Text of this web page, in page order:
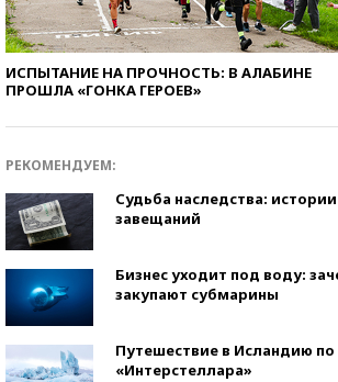
ИСПЫТАНИЕ НА ПРОЧНОСТЬ: В АЛАБИНЕ
ПРОШЛА «ГОНКА ГЕРОЕВ»
РЕКОМЕНДУЕМ:
Судьба наследства:
завещаний
Бизнес уходит под воду:
закупают субмарины
Путешествие в Исландию
«Интерстеллара»